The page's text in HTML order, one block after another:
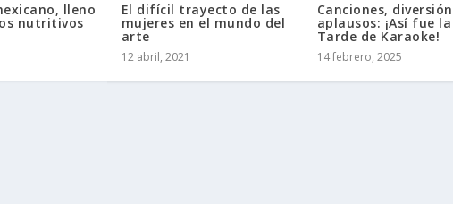
lleno
nutritivos
El difícil trayecto de las
mujeres en el mundo del
arte
12 abril, 2021
Canciones,
aplausos: ¡Así fue la
Tarde de Karaoke!
14 febrero, 2025